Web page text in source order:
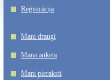
Reģistrācija
Mani draugi
Mana anketa
Mani pieraksti